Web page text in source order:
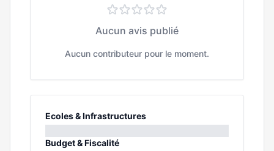
Aucun avis publié
Aucun contributeur pour le moment.
Ecoles & Infrastructures
0%
Budget & Fiscalité